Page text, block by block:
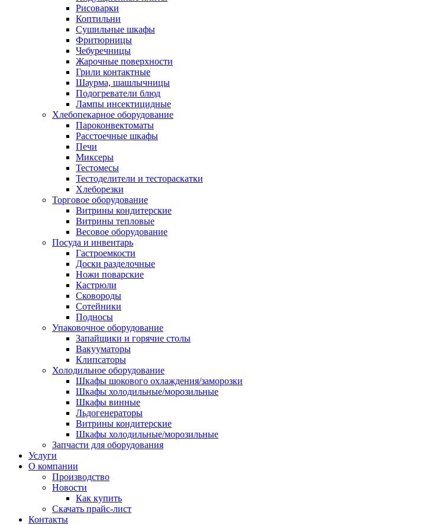
Рисоварки
Коптильни
Сушильные шкафы
Фритюрницы
Чебуречницы
Жарочные поверхности
Грили контактные
Шаурма, шашлычницы
Подогреватели блюд
Лампы инсектицидные
Хлебопекарное оборудование
Пароконвектоматы
Расстоечные шкафы
Печи
Миксеры
Тестомесы
Тестоделители и тестораскатки
Хлеборезки
Торговое оборудование
Витрины кондитерские
Витрины тепловые
Весовое оборудование
Посуда и инвентарь
Гастроемкости
Доски разделочные
Ножи поварские
Кастрюли
Сковороды
Сотейники
Подносы
Упаковочное оборудование
Запайщики и горячие столы
Вакууматоры
Клипсаторы
Холодильное оборудование
Шкафы шокового охлаждения/заморозки
Шкафы холодильные/морозильные
Шкафы винные
Льдогенераторы
Витрины кондитерские
Шкафы холодильные/морозильные
Запчасти для оборудования
Услуги
О компании
Производство
Новости
Как купить
Скачать прайс-лист
Контакты